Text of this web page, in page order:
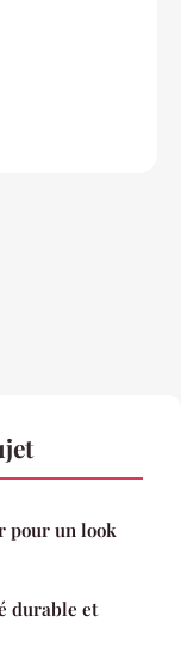
pour un look
durable et